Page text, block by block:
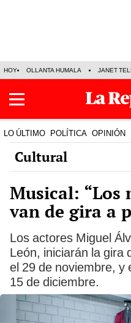
HOY OLLANTA HUMALA JANET
LO ÚLTIMO POLÍTICA OPINIÓN
Cultural
Musical: “Los
van de gira a
Los actores Miguel
León, iniciarán la gira
el 29 de noviembre, y
15 de diciembre.